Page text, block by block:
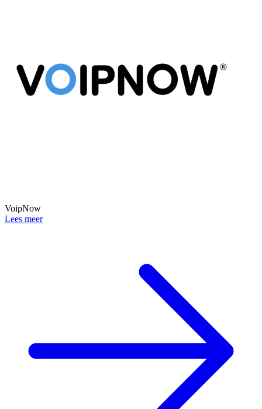
VoipNow
Lees meer